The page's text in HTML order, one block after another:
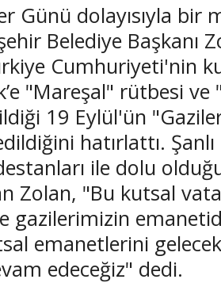
Günü dolayısıyla bir
Belediye Başkanı
Cumhuriyeti'nin
"Mareşal" rütbesi ve
19 Eylül'ün
hatırlattı.
ile dolu
Zolan, "Bu kutsal
gazilerimizin
emanetlerini
edeceğiz" dedi.
Günlük Yorumu
(21 Mart - 20
Koç